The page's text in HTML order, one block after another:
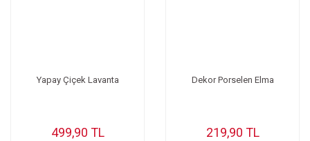
Yapay Çiçek Lavanta
499,90 TL
Dekor Porselen Elma
219,90 TL